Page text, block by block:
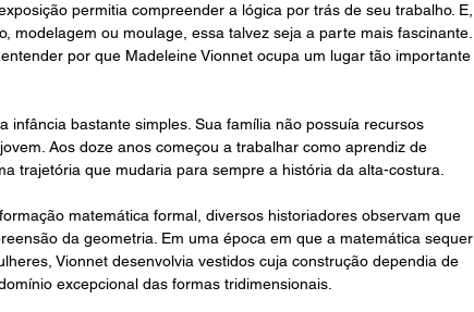
permitia compreender a lógica por trás de seu trabalho. E,
modelagem ou moulage, essa talvez seja a parte mais fascinante.
por que Madeleine Vionnet ocupa um lugar tão importante
infância bastante simples. Sua família não possuía recursos
Aos doze anos começou a trabalhar como aprendiz de
trajetória que mudaria para sempre a história da alta-costura.
matemática formal, diversos historiadores observam que
da geometria. Em uma época em que a matemática sequer
Vionnet desenvolvia vestidos cuja construção dependia de
excepcional das formas tridimensionais.